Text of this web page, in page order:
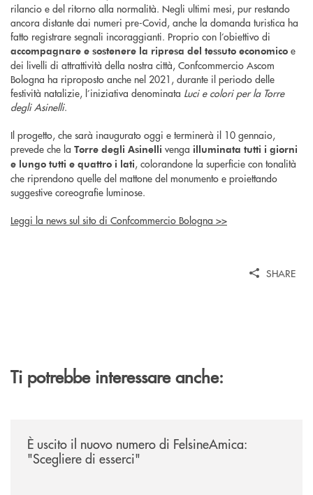
rilancio e del ritorno alla normalità. Negli ultimi mesi, pur restando
ancora distante dai numeri pre-Covid, anche la domanda turistica ha
fatto registrare segnali incoraggianti. Proprio con l’obiettivo di
accompagnare e sostenere la ripresa del tessuto economico e
dei livelli di attrattività della nostra città, Confcommercio Ascom
Bologna ha riproposto anche nel 2021, durante il periodo delle
festività natalizie, l’iniziativa denominata Luci e colori per la Torre
degli Asinelli.
Il progetto, che sarà inaugurato oggi e terminerà il 10 gennaio,
prevede che la Torre degli Asinelli venga illuminata tutti i giorni
e lungo tutti e quattro i lati, colorandone la superficie con tonalità
che riprendono quelle del mattone del monumento e proiettando
suggestive coreografie luminose.
Leggi la news sul sito di Confcommercio Bologna >>
SHARE
Ti potrebbe interessare anche:
È uscito il nuovo numero di FelsineAmica:
"Scegliere di esserci"